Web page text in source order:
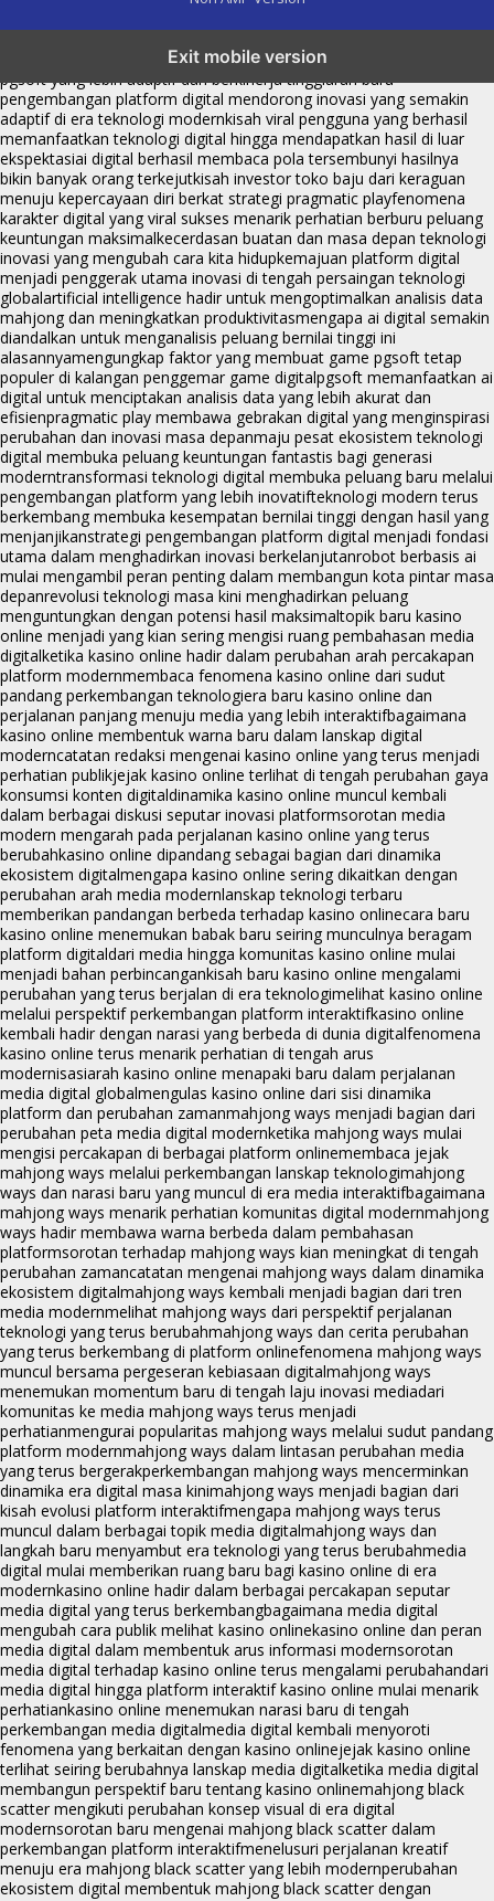
Exit mobile version
menghadirkan inovasi berkualitasai digital menjadi kunci analisis data
pgsoft yang lebih adaptif dan berkinerja tinggiarah baru
pengembangan platform digital mendorong inovasi yang semakin
adaptif di era teknologi modernkisah viral pengguna yang berhasil
memanfaatkan teknologi digital hingga mendapatkan hasil di luar
ekspektasiai digital berhasil membaca pola tersembunyi hasilnya
bikin banyak orang terkejutkisah investor toko baju dari keraguan
menuju kepercayaan diri berkat strategi pragmatic playfenomena
karakter digital yang viral sukses menarik perhatian berburu peluang
keuntungan maksimalkecerdasan buatan dan masa depan teknologi
inovasi yang mengubah cara kita hidupkemajuan platform digital
menjadi penggerak utama inovasi di tengah persaingan teknologi
globalartificial intelligence hadir untuk mengoptimalkan analisis data
mahjong dan meningkatkan produktivitasmengapa ai digital semakin
diandalkan untuk menganalisis peluang bernilai tinggi ini
alasannyamengungkap faktor yang membuat game pgsoft tetap
populer di kalangan penggemar game digitalpgsoft memanfaatkan ai
digital untuk menciptakan analisis data yang lebih akurat dan
efisienpragmatic play membawa gebrakan digital yang menginspirasi
perubahan dan inovasi masa depanmaju pesat ekosistem teknologi
digital membuka peluang keuntungan fantastis bagi generasi
moderntransformasi teknologi digital membuka peluang baru melalui
pengembangan platform yang lebih inovatifteknologi modern terus
berkembang membuka kesempatan bernilai tinggi dengan hasil yang
menjanjikanstrategi pengembangan platform digital menjadi fondasi
utama dalam menghadirkan inovasi berkelanjutanrobot berbasis ai
mulai mengambil peran penting dalam membangun kota pintar masa
depanrevolusi teknologi masa kini menghadirkan peluang
menguntungkan dengan potensi hasil maksimaltopik baru kasino
online menjadi yang kian sering mengisi ruang pembahasan media
digitalketika kasino online hadir dalam perubahan arah percakapan
platform modernmembaca fenomena kasino online dari sudut
pandang perkembangan teknologiera baru kasino online dan
perjalanan panjang menuju media yang lebih interaktifbagaimana
kasino online membentuk warna baru dalam lanskap digital
moderncatatan redaksi mengenai kasino online yang terus menjadi
perhatian publikjejak kasino online terlihat di tengah perubahan gaya
konsumsi konten digitaldinamika kasino online muncul kembali
dalam berbagai diskusi seputar inovasi platformsorotan media
modern mengarah pada perjalanan kasino online yang terus
berubahkasino online dipandang sebagai bagian dari dinamika
ekosistem digitalmengapa kasino online sering dikaitkan dengan
perubahan arah media modernlanskap teknologi terbaru
memberikan pandangan berbeda terhadap kasino onlinecara baru
kasino online menemukan babak baru seiring munculnya beragam
platform digitaldari media hingga komunitas kasino online mulai
menjadi bahan perbincangankisah baru kasino online mengalami
perubahan yang terus berjalan di era teknologimelihat kasino online
melalui perspektif perkembangan platform interaktifkasino online
kembali hadir dengan narasi yang berbeda di dunia digitalfenomena
kasino online terus menarik perhatian di tengah arus
modernisasiarah kasino online menapaki baru dalam perjalanan
media digital globalmengulas kasino online dari sisi dinamika
platform dan perubahan zamanmahjong ways menjadi bagian dari
perubahan peta media digital modernketika mahjong ways mulai
mengisi percakapan di berbagai platform onlinemembaca jejak
mahjong ways melalui perkembangan lanskap teknologimahjong
ways dan narasi baru yang muncul di era media interaktifbagaimana
mahjong ways menarik perhatian komunitas digital modernmahjong
ways hadir membawa warna berbeda dalam pembahasan
platformsorotan terhadap mahjong ways kian meningkat di tengah
perubahan zamancatatan mengenai mahjong ways dalam dinamika
ekosistem digitalmahjong ways kembali menjadi bagian dari tren
media modernmelihat mahjong ways dari perspektif perjalanan
teknologi yang terus berubahmahjong ways dan cerita perubahan
yang terus berkembang di platform onlinefenomena mahjong ways
muncul bersama pergeseran kebiasaan digitalmahjong ways
menemukan momentum baru di tengah laju inovasi mediadari
komunitas ke media mahjong ways terus menjadi
perhatianmengurai popularitas mahjong ways melalui sudut pandang
platform modernmahjong ways dalam lintasan perubahan media
yang terus bergerakperkembangan mahjong ways mencerminkan
dinamika era digital masa kinimahjong ways menjadi bagian dari
kisah evolusi platform interaktifmengapa mahjong ways terus
muncul dalam berbagai topik media digitalmahjong ways dan
langkah baru menyambut era teknologi yang terus berubahmedia
digital mulai memberikan ruang baru bagi kasino online di era
modernkasino online hadir dalam berbagai percakapan seputar
media digital yang terus berkembangbagaimana media digital
mengubah cara publik melihat kasino onlinekasino online dan peran
media digital dalam membentuk arus informasi modernsorotan
media digital terhadap kasino online terus mengalami perubahandari
media digital hingga platform interaktif kasino online mulai menarik
perhatiankasino online menemukan narasi baru di tengah
perkembangan media digitalmedia digital kembali menyoroti
fenomena yang berkaitan dengan kasino onlinejejak kasino online
terlihat seiring berubahnya lanskap media digitalketika media digital
membangun perspektif baru tentang kasino onlinemahjong black
scatter mengikuti perubahan konsep visual di era digital
modernsorotan baru mengenai mahjong black scatter dalam
perkembangan platform interaktifmenelusuri perjalanan kreatif
menuju era mahjong black scatter yang lebih modernperubahan
ekosistem digital membentuk mahjong black scatter dengan